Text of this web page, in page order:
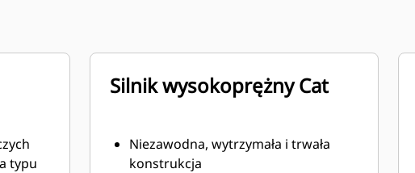
typu
Silnik wysokoprężny Cat
Niezawodna, wytrzymała i trwała
konstrukcja